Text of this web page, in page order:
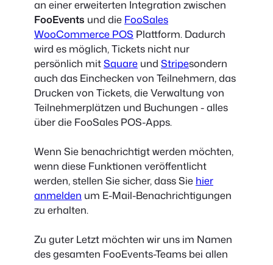
an einer erweiterten Integration zwischen
FooEvents und die FooSales
WooCommerce POS Plattform. Dadurch
wird es möglich, Tickets nicht nur
persönlich mitSquare und Stripesondern
auch das Einchecken von Teilnehmern, das
Drucken von Tickets, die Verwaltung von
Teilnehmerplätzen und Buchungen - alles
über die FooSales POS-Apps.
Wenn Sie benachrichtigt werden möchten,
wenn diese Funktionen veröffentlicht
werden, stellen Sie sicher, dass Sie hier
anmelden um E-Mail-Benachrichtigungen
zu erhalten.
Zu guter Letzt möchten wir uns im Namen
des gesamten FooEvents-Teams bei allen